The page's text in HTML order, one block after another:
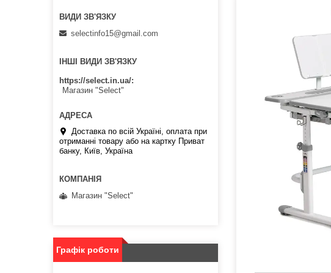
selectinfo15@gmail.com
ІНШІ ВИДИ ЗВ'ЯЗКУ
https://select.in.ua/
Магазин "Select"
Доставка по всій Україні, оплата при
отриманні товару або на картку Приват
банку, Київ, Україна
Магазин "Select"
Графік роботи